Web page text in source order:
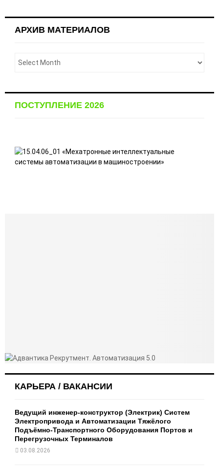
АРХИВ МАТЕРИАЛОВ
ПОСТУПЛЕНИЕ 2026
КАРЬЕРА / ВАКАНСИИ
Ведущий инженер-конструктор (Электрик) Систем
Электропривода и Автоматизации Тяжёлого
Подъёмно-Транспортного Оборудования Портов и
Перегрузочных Терминалов
03.08.2026